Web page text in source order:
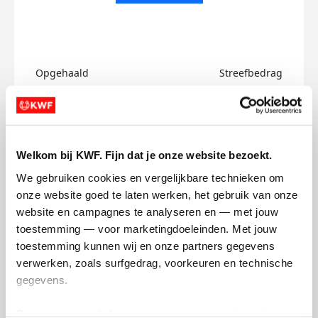
Welkom bij KWF. Fijn dat je onze website bezoekt.
We gebruiken cookies en vergelijkbare technieken om
onze website goed te laten werken, het gebruik van onze
website en campagnes te analyseren en — met jouw
toestemming — voor marketingdoeleinden. Met jouw
toestemming kunnen wij en onze partners gegevens
verwerken, zoals surfgedrag, voorkeuren en technische
gegevens.
Opgehaald Streefbedrag
Harmen's badges